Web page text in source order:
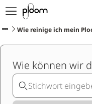
Über Ploom
Shop
Club
Support
Sorten Check
Wichtige Hinweise
Wie reinige ich mein
Wie können wir